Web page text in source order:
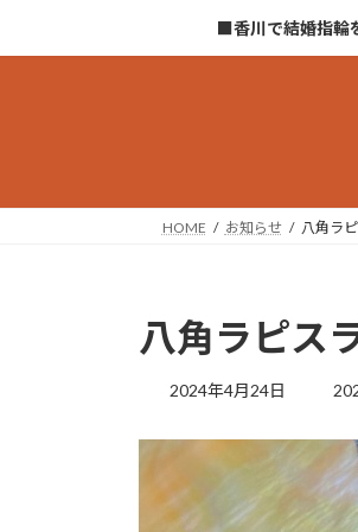
キ
に
■香川で結婚指輪
HOME お知らせ 八角ラ
八角ラピス
2024年4月24日
最
新
日
時